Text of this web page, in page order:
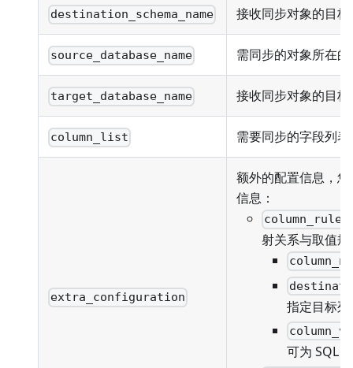
destination_schema_name 接收同步对象的目
source_database_name 需同步的对象所在
target_database_name 接收同步对象的目
column_list 需要同步的字段列表
extra_configuration
额外的配置信息，
信息：
column_rules
射关系与取值
指定目标
可为 SQL